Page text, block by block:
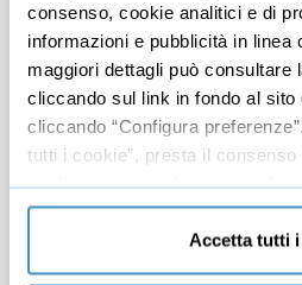
consenso, cookie analitici e di
informazioni e pubblicità in linea
maggiori dettagli può consultare
cliccando sul link in fondo al
cliccando “Configura
tutti i cookie”, presta il consenso
cookie mentre può revocare il
solo cookie necessari” e
tecnici necessari al corretto
Accetta tutti
Microsoft Word versioni